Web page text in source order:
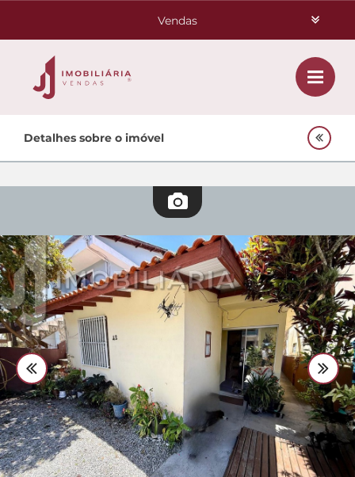
Vendas
Investimentos
Lançamentos
Oportunidades
Quem Somos
Contato
Fale Conosco 48 3364-0079
Plantão 48 99842-0500
Divulgue seu imóvel
Detalhes sobre o imóvel